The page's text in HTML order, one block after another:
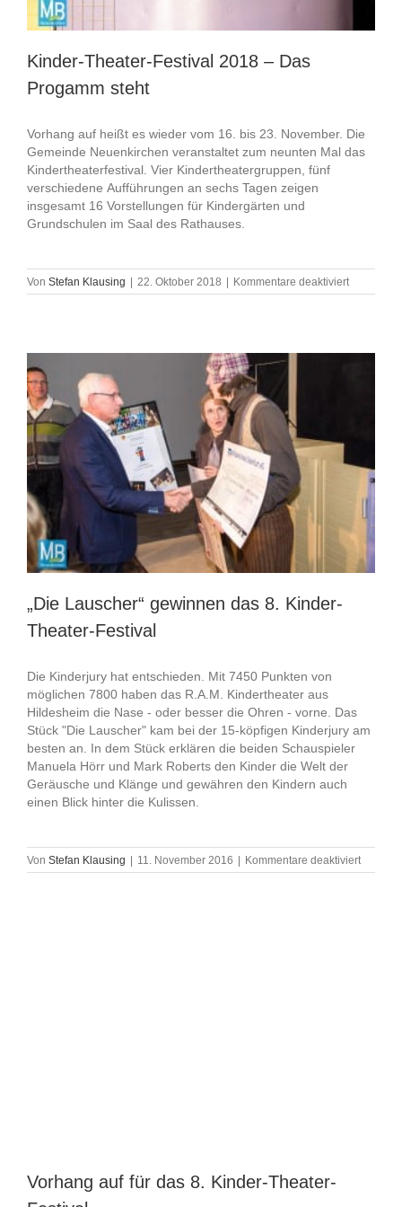
Kinder-Theater-Festival 2018 – Das
Progamm steht
Vorhang auf heißt es wieder vom 16. bis 23. November. Die
Gemeinde Neuenkirchen veranstaltet zum neunten Mal das
Kindertheaterfestival. Vier Kindertheatergruppen, fünf
verschiedene Aufführungen an sechs Tagen zeigen
insgesamt 16 Vorstellungen für Kindergärten und
Grundschulen im Saal des Rathauses.
Von Stefan Klausing | 22. Oktober 2018 | Kommentare deaktiviertfür
Kinder-
–
„Die Lauscher“ gewinnen das 8. Kinder-
Theater-Festival
Die Kinderjury hat entschieden. Mit 7450 Punkten von
möglichen 7800 haben das R.A.M. Kindertheater aus
Hildesheim die Nase - oder besser die Ohren - vorne. Das
Stück "Die Lauscher" kam bei der 15-köpfigen Kinderjury am
besten an. In dem Stück erklären die beiden Schauspieler
Manuela Hörr und Mark Roberts den Kinder die Welt der
Geräusche und Klänge und gewähren den Kindern auch
einen Blick hinter die Kulissen.
Von Stefan Klausing | 11. November 2016 | Kommentare deaktiviertfür
„Die
Vorhang auf für das 8. Kinder-Theater-